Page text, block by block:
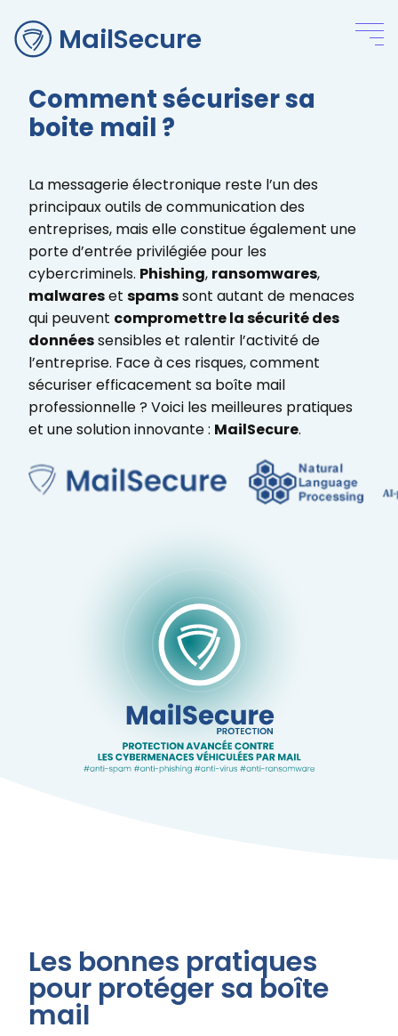
MailSecure
Comment sécuriser sa
boite mail ?
La messagerie électronique reste l’un des
principaux outils de communication des
entreprises, mais elle constitue également une
porte d’entrée privilégiée pour les
cybercriminels. Phishing, ransomwares,
malwareset spamssont autant de menaces
qui peuvent compromettre la sécurité des
donnéessensibles et ralentir l’activité de
l’entreprise. Face à ces risques, comment
sécuriser efficacement sa boîte mail
professionnelle ? Voici les meilleures pratiques
et une solution innovante : MailSecure.
Les bonnes pratiques
pour protéger sa boîte
mail